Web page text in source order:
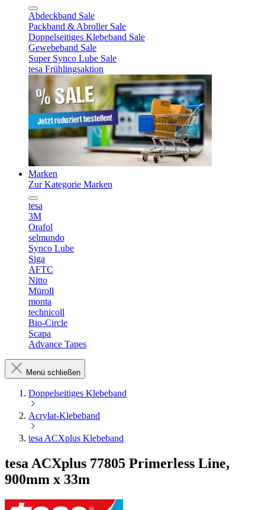
Abdeckband Sale
Packband & Abroller Sale
Doppelseitiges Klebeband Sale
Gewebeband Sale
Super Synco Lube Sale
tesa Frühlingsaktion
Marken
Zur Kategorie Marken
tesa
3M
Orafol
selmundo
Synco Lube
Siga
AFTC
Nitto
Müroll
monta
technicoll
Bio-Circle
Scapa
Advance Tapes
Menü schließen
Doppelseitiges Klebeband
Acrylat-Klebeband
tesa ACXplus Klebeband
tesa ACXplus 77805 Primerless Line,
900mm x 33m